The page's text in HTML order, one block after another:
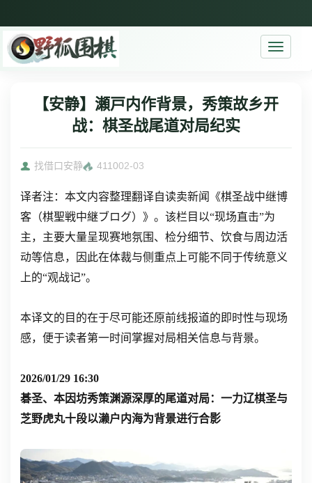
Toggle
【安静】瀬戸内作背景，秀策故乡开
战：棋圣战尾道对局纪实
找借口安静 411002-03
译者注：本文内容整理翻译自读卖新闻《棋圣战中继博
客（棋聖戦中継ブログ）》。该栏目以“现场直击”为
主，主要大量呈现赛地氛围、检分细节、饮食与周边活
动等信息，因此在体裁与侧重点上可能不同于传统意义
上的“观战记”。
本译文的目的在于尽可能还原前线报道的即时性与现场
感，便于读者第一时间掌握对局相关信息与背景。
2026/01/29 16:30
碁圣、本因坊秀策渊源深厚的尾道对局：一力辽棋圣与
芝野虎丸十段以濑户内海为背景进行合影